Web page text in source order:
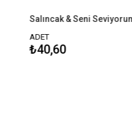
& Seni Seviyorum